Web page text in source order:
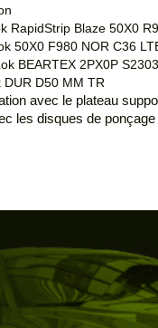
RapidStrip Blaze 50X0
50X0 F980 NOR C36
BEARTEX 2PX0P
D50 MM TR
avec le plateau
les disques de